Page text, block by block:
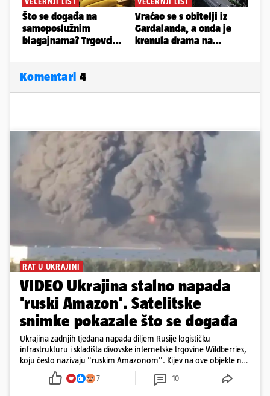
Komentari 4
RAT U UKRAJINI
VIDEO Ukrajina stalno napada
'ruski Amazon'. Satelitske
snimke pokazale što se događa
Ukrajina zadnjih tjedana napada diljem Rusije logističku
infrastrukturu i skladišta divovske internetske trgovine Wildberries,
koju često nazivaju "ruskim Amazonom". Kijev na ove objekte ne
gleda samo kao na obična trgovačka skladišta, već tvrdi da ih ruske
snage koriste i za vojne potrebe, odnosno za skladištenje i
distribuciju dijelova za dronove i druge opreme koja se koristi u
7 10